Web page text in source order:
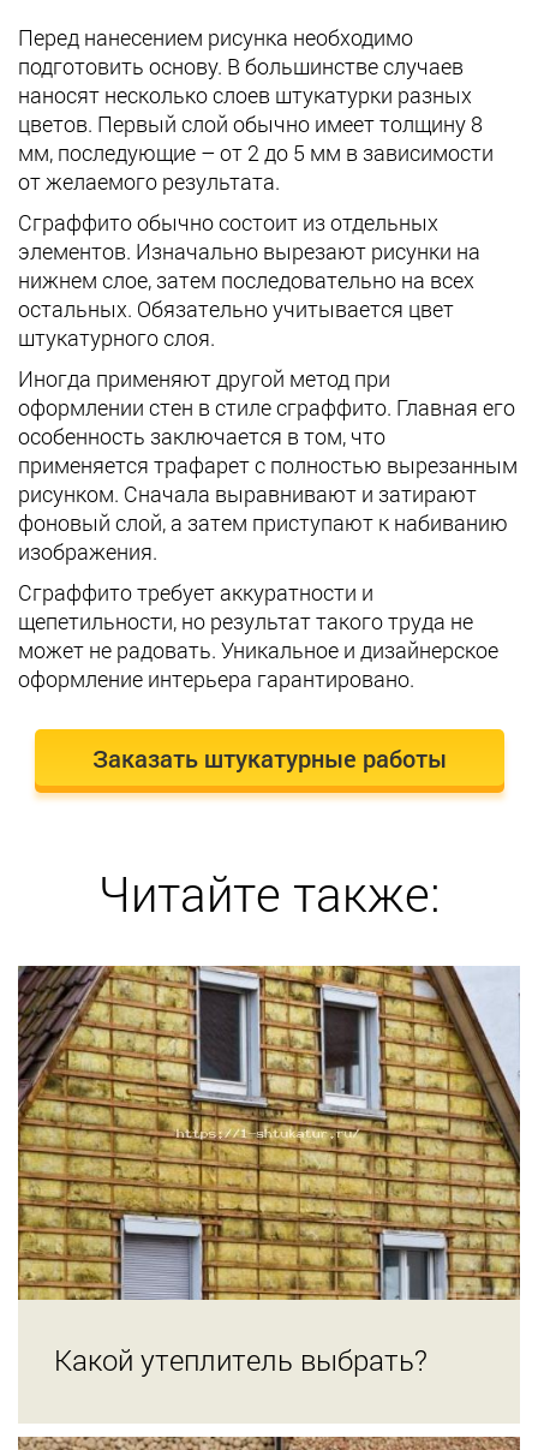
Перед нанесением рисунка необходимо
подготовить основу. В большинстве случаев
наносят несколько слоев штукатурки разных
цветов. Первый слой обычно имеет толщину 8
мм, последующие – от 2 до 5 мм в зависимости
от желаемого результата.
Сграффито обычно состоит из отдельных
элементов. Изначально вырезают рисунки на
нижнем слое, затем последовательно на всех
остальных. Обязательно учитывается цвет
штукатурного слоя.
Иногда применяют другой метод при
оформлении стен в стиле сграффито. Главная его
особенность заключается в том, что
применяется трафарет с полностью вырезанным
рисунком. Сначала выравнивают и затирают
фоновый слой, а затем приступают к набиванию
изображения.
Сграффито требует аккуратности и
щепетильности, но результат такого труда не
может не радовать. Уникальное и дизайнерское
оформление интерьера гарантировано.
Заказать штукатурные работы
Читайте также:
Какой утеплитель выбрать?